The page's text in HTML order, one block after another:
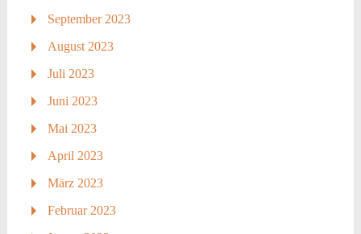
September 2023
August 2023
Juli 2023
Juni 2023
Mai 2023
April 2023
März 2023
Februar 2023